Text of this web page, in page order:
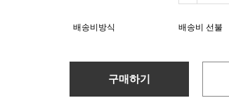
배송비방식 배송비 선불
구매하기